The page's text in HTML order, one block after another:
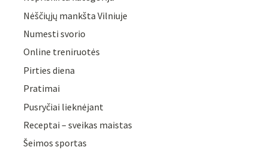
Nėščiųjų mankšta Vilniuje
Numesti svorio
Online treniruotės
Pirties diena
Pratimai
Pusryčiai lieknėjant
Receptai – sveikas maistas
Šeimos sportas